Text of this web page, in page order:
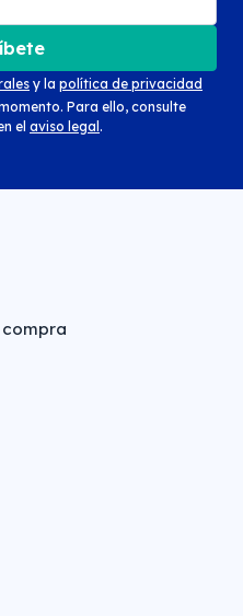
y la política de privacidad
Para ello, consulte
el aviso legal .